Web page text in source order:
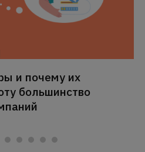
и почему их
большинство